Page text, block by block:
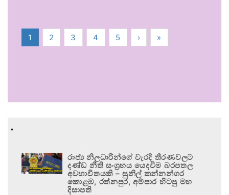
1 2 3 4 5 › »
.
රාජ්‍ය නිලධාරීන්ගේ වැරදි තීරණවලට
දණ්ඩ නීති සංග්‍රහය යෙදවීම බරපතල
අවභාවිතයකි – සුනිල් කන්නන්ගර
කොළඹ, රත්නපුර, අම්පාර හිටපු මහ
දිසාපති